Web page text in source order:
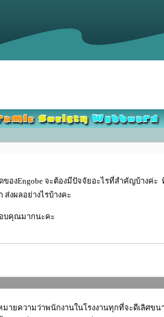
องEngobe จะต้องมีปัจจัยอะไรที่สำคัญบ้างค่ะ
งผลอย่างไรบ้างคะ
ะคะ
ายความว่าพนักงานในโรงงานทุกที่จะดีเลิศข